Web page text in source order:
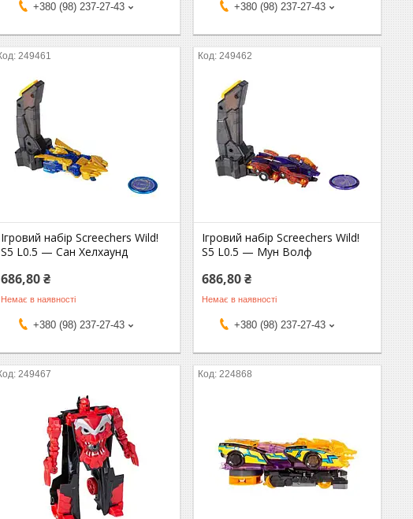
+380 (98) 237-27-43 +380 (98) 237-27-43
249461
Ігровий набір Screechers Wild!
S5 L0.5 — Сан Хелхаунд
686,80 ₴
Немає в наявності
+380 (98) 237-27-43
249462
Ігровий набір Screechers Wild!
S5 L0.5 — Мун Волф
686,80 ₴
Немає в наявності
+380 (98) 237-27-43
249467 224868